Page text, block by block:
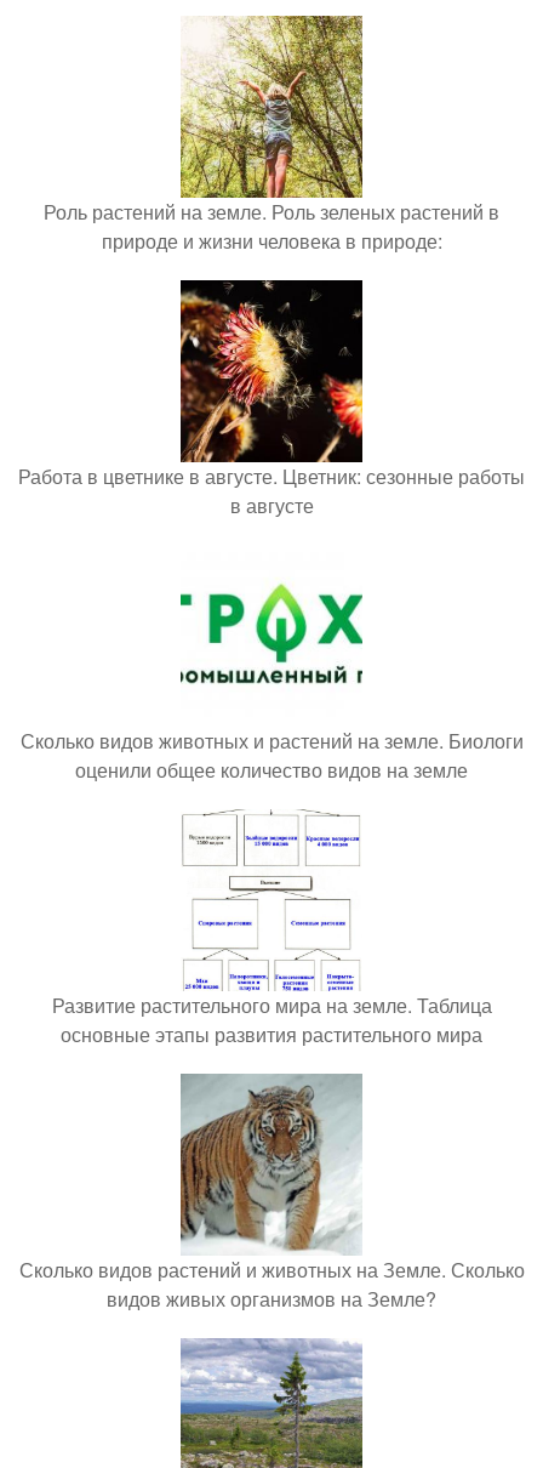
Роль растений на земле. Роль зеленых растений в
природе и жизни человека в природе:
Работа в цветнике в августе. Цветник: сезонные работы
в августе
Сколько видов животных и растений на земле. Биологи
оценили общее количество видов на земле
Развитие растительного мира на земле. Таблица
основные этапы развития растительного мира
Сколько видов растений и животных на Земле. Сколько
видов живых организмов на Земле?